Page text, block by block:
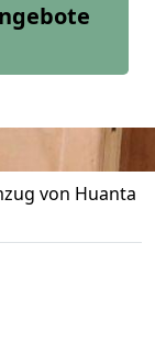
von Huanta